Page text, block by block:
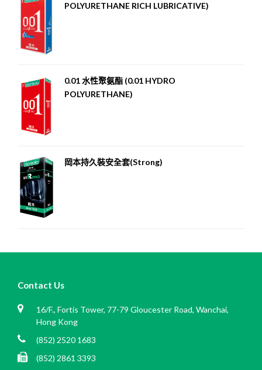
POLYURETHANE RICH LUBRICATIVE)
0.01 水性聚氨酯 (0.01 HYDRO
POLYURETHANE)
岡本持久裝安全套(Strong)
Contact Us
16/F., Fortis Tower, 77-79 Gloucester Road, Wanchai,
Hong Kong
(852) 2520 1683
(852) 2861 3393